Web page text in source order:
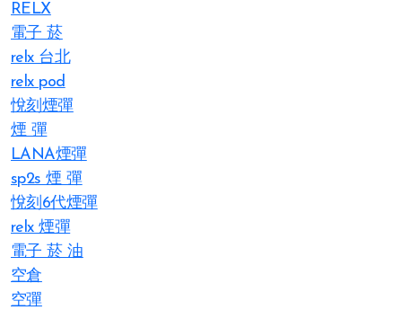
RELX
電子 菸
relx 台北
relx pod
悅刻煙彈
煙 彈
LANA煙彈
sp2s 煙 彈​
悅刻6代煙彈
relx 煙彈
電子 菸 油
空倉
空彈